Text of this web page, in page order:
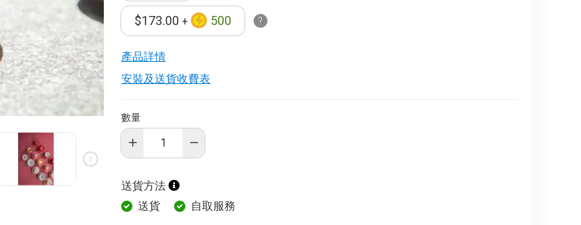
單
產品詳情​
安裝及送貨收費表
$173.00 + 500
數量
送貨方法
送貨
自取服務